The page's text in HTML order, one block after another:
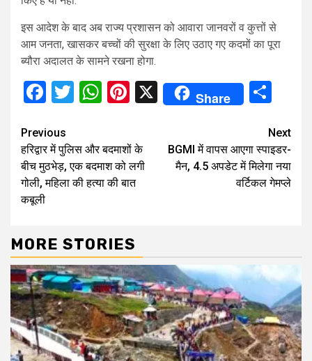
इस आदेश के बाद अब राज्य प्रशासन को आवारा जानवरों व कुत्तों से
आम जनता, खासकर बच्चों की सुरक्षा के लिए उठाए गए कदमों का पूरा
ब्यौरा अदालत के सामने रखना होगा.
Facebook
Twitter
WhatsApp
Pinterest
X Share
Continue
Reading
Previous
हरिद्वार में पुलिस और बदमाशों के
बीच मुठभेड़, एक बदमाश को लगी
गोली, महिला की हत्या की बात
कबूली
Next
BGMI में वापस आएगा स्पाइडर-
मैन, 4.5 अपडेट में मिलेगा नया
वर्टिकल गेमप्ले
MORE STORIES